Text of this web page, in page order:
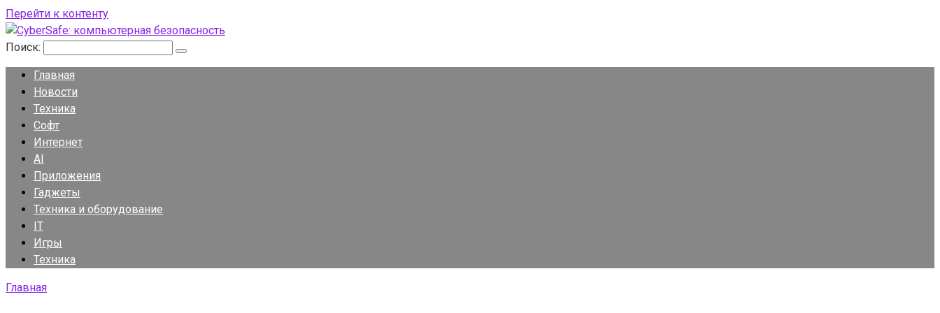
Перейти к контенту
Поиск:
Главная
Новости
Техника
Софт
Интернет
AI
Приложения
Гаджеты
Техника и оборудование
IT
Игры
Техника
Главная